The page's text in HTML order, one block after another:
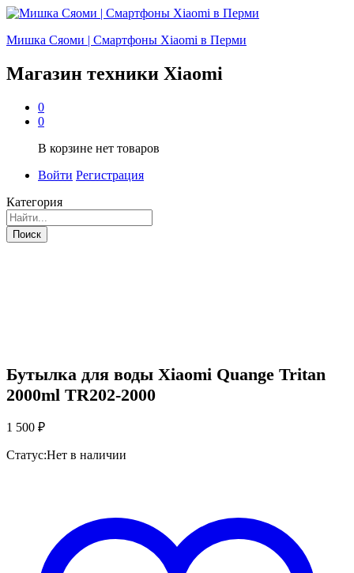
Мишка Сяоми | Смартфоны Xiaomi в Перми
Магазин техники Xiaomi
0
0
В корзине нет товаров
Войти Регистрация
Категория
Поиск
Бутылка для воды Xiaomi Quange Tritan
2000ml TR202-2000
1 500 ₽
Статус:Нет в наличии